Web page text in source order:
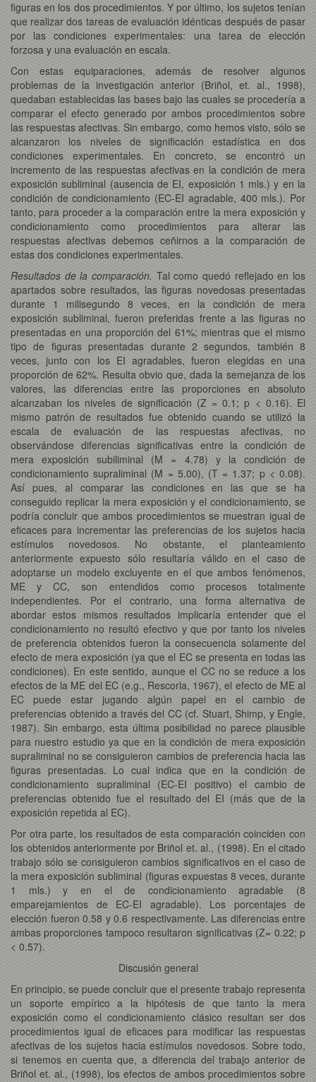
figuras en los dos procedimientos. Y por último, los sujetos tenían
que realizar dos tareas de evaluación idénticas después de pasar
por las condiciones experimentales: una tarea de elección
forzosa y una evaluación en escala.
Con estas equiparaciones, además de resolver algunos
problemas de la investigación anterior (Briñol, et. al., 1998),
quedaban establecidas las bases bajo las cuales se procedería a
comparar el efecto generado por ambos procedimientos sobre
las respuestas afectivas. Sin embargo, como hemos visto, sólo se
alcanzaron los niveles de significación estadística en dos
condiciones experimentales. En concreto, se encontró un
incremento de las respuestas afectivas en la condición de mera
exposición subliminal (ausencia de EI, exposición 1 mls.) y en la
condición de condicionamiento (EC-EI agradable, 400 mls.). Por
tanto, para proceder a la comparación entre la mera exposición y
condicionamiento como procedimientos para alterar las
respuestas afectivas debemos ceñirnos a la comparación de
estas dos condiciones experimentales.
Resultados de la comparación. Tal como quedó reflejado en los
apartados sobre resultados, las figuras novedosas presentadas
durante 1 milisegundo 8 veces, en la condición de mera
exposición subliminal, fueron preferidas frente a las figuras no
presentadas en una proporción del 61%; mientras que el mismo
tipo de figuras presentadas durante 2 segundos, también 8
veces, junto con los EI agradables, fueron elegidas en una
proporción de 62%. Resulta obvio que, dada la semejanza de los
valores, las diferencias entre las proporciones en absoluto
alcanzaban los niveles de significación (Z = 0.1; p < 0.16). El
mismo patrón de resultados fue obtenido cuando se utilizó la
escala de evaluación de las respuestas afectivas, no
observándose diferencias significativas entre la condición de
mera exposición subiliminal (M = 4.78) y la condición de
condicionamiento supraliminal (M = 5.00), (T = 1.37; p < 0.08).
Así pues, al comparar las condiciones en las que se ha
conseguido replicar la mera exposición y el condicionamiento, se
podría concluir que ambos procedimientos se muestran igual de
eficaces para incrementar las preferencias de los sujetos hacia
estímulos novedosos. No obstante, el planteamiento
anteriormente expuesto sólo resultaría válido en el caso de
adoptarse un modelo excluyente en el que ambos fenómenos,
ME y CC, son entendidos como procesos totalmente
independientes. Por el contrario, una forma alternativa de
abordar estos mismos resultados implicaría entender que el
condicionamiento no resultó efectivo y que por tanto los niveles
de preferencia obtenidos fueron la consecuencia solamente del
efecto de mera exposición (ya que el EC se presenta en todas las
condiciones). En este sentido, aunque el CC no se reduce a los
efectos de la ME del EC (e.g., Rescorla, 1967), el efecto de ME al
EC puede estar jugando algún papel en el cambio de
preferencias obtenido a través del CC (cf. Stuart, Shimp, y Engle,
1987). Sin embargo, esta última posibilidad no parece plausible
para nuestro estudio ya que en la condición de mera exposición
supraliminal no se consiguieron cambios de preferencia hacia las
figuras presentadas. Lo cual indica que en la condición de
condicionamiento supraliminal (EC-EI positivo) el cambio de
preferencias obtenido fue el resultado del EI (más que de la
exposición repetida al EC).
Por otra parte, los resultados de esta comparación coinciden con
los obtenidos anteriormente por Briñol et. al., (1998). En el citado
trabajo sólo se consiguieron cambios significativos en el caso de
la mera exposición subliminal (figuras expuestas 8 veces, durante
1 mls.) y en el de condicionamiento agradable (8
emparejamientos de EC-EI agradable). Los porcentajes de
elección fueron 0.58 y 0.6 respectivamente. Las diferencias entre
ambas proporciones tampoco resultaron significativas (Z= 0.22; p
< 0.57).
Discusión general
En principio, se puede concluir que el presente trabajo representa
un soporte empírico a la hipótesis de que tanto la mera
exposición como el condicionamiento clásico resultan ser dos
procedimientos igual de eficaces para modificar las respuestas
afectivas de los sujetos hacia estímulos novedosos. Sobre todo,
si tenemos en cuenta que, a diferencia del trabajo anterior de
Briñol et. al., (1998), los efectos de ambos procedimientos sobre